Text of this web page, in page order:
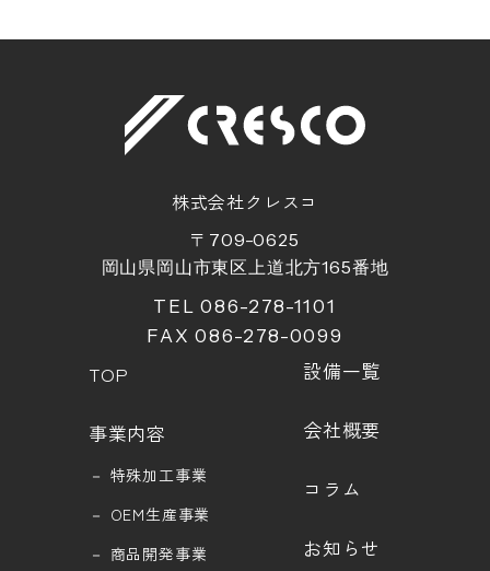
株式会社クレスコ
〒709-0625
岡山県岡山市東区上道北方165番地
TEL 086-278-1101
FAX 086-278-0099
TOP
事業内容
－ 特殊加工事業
－ OEM生産事業
－ 商品開発事業
設備一覧
会社概要
コラム
お知らせ